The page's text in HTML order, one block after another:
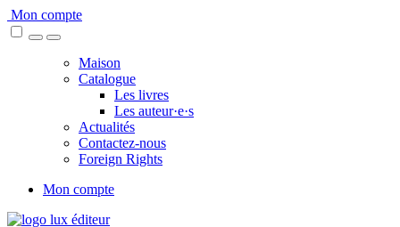
Skip
to
Mon compte
Maison
Catalogue
Les livres
Les auteur·e·s
Actualités
Contactez-nous
Foreign Rights
Mon compte